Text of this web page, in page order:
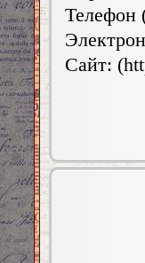
Телефон
Сайт: